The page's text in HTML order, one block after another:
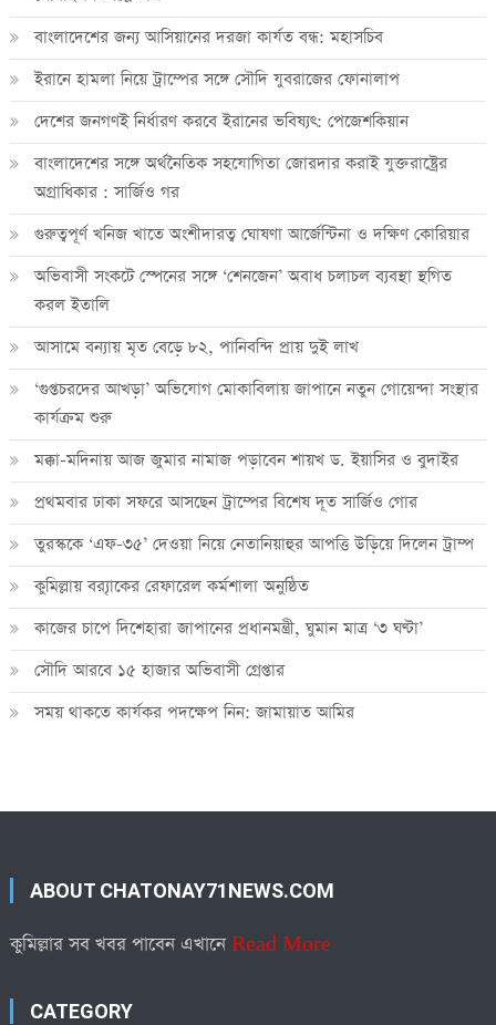
বাংলাদেশের জন্য আসিয়ানের দরজা কার্যত বন্ধ: মহাসচিব
ইরানে হামলা নিয়ে ট্রাম্পের সঙ্গে সৌদি যুবরাজের ফোনালাপ
দেশের জনগণই নির্ধারণ করবে ইরানের ভবিষ্যৎ: পেজেশকিয়ান
বাংলাদেশের সঙ্গে অর্থনৈতিক সহযোগিতা জোরদার করাই যুক্তরাষ্ট্রের
অগ্রাধিকার : সার্জিও গর
গুরুত্বপূর্ণ খনিজ খাতে অংশীদারত্ব ঘোষণা আর্জেন্টিনা ও দক্ষিণ কোরিয়ার
অভিবাসী সংকটে স্পেনের সঙ্গে ‘শেনজেন’ অবাধ চলাচল ব্যবস্থা স্থগিত
করল ইতালি
আসামে বন্যায় মৃত বেড়ে ৮২, পানিবন্দি প্রায় দুই লাখ
‘গুপ্তচরদের আখড়া’ অভিযোগ মোকাবিলায় জাপানে নতুন গোয়েন্দা সংস্থার
কার্যক্রম শুরু
মক্কা-মদিনায় আজ জুমার নামাজ পড়াবেন শায়খ ড. ইয়াসির ও বুদাইর
প্রথমবার ঢাকা সফরে আসছেন ট্রাম্পের বিশেষ দূত সার্জিও গোর
তুরস্ককে ‘এফ-৩৫’ দেওয়া নিয়ে নেতানিয়াহুর আপত্তি উড়িয়ে দিলেন ট্রাম্প
কুমিল্লায় ব্র‍্যাকের রেফারেল কর্মশালা অনুষ্ঠিত
কাজের চাপে দিশেহারা জাপানের প্রধানমন্ত্রী, ঘুমান মাত্র ‘৩ ঘণ্টা’
সৌদি আরবে ১৫ হাজার অভিবাসী গ্রেপ্তার
সময় থাকতে কার্যকর পদক্ষেপ নিন: জামায়াত আমির
ABOUT CHATONAY71NEWS.COM
কুমিল্লার সব খবর পাবেন এখানেRead More
CATEGORY